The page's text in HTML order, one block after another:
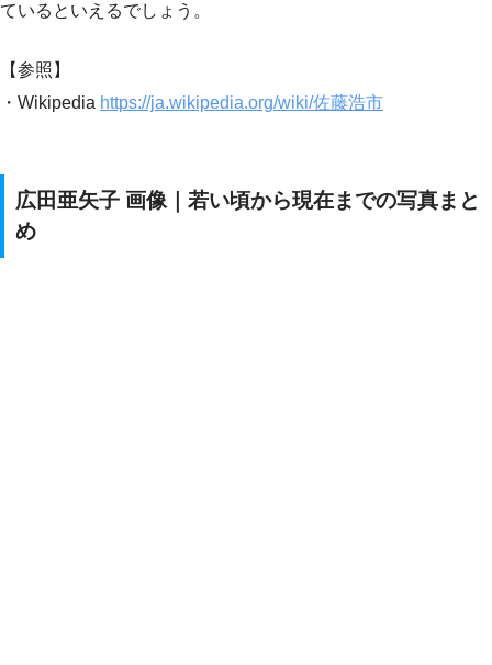
ているといえるでしょう。
【参照】
・Wikipedia https://ja.wikipedia.org/wiki/佐藤浩市
広田亜矢子 画像｜若い頃から現在までの写真まと
め